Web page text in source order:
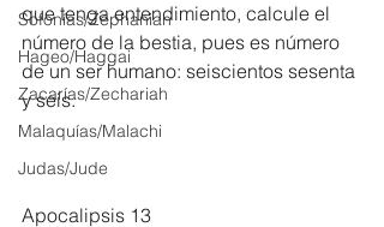
Sofonías/Zephaniah
Hageo/Haggai
Zacarías/Zechariah
Malaquías/Malachi
Judas/Jude
que tenga entendimiento, calcule el
número de la bestia, pues es número
de un ser humano: seiscientos sesenta
y seis.
Apocalipsis 13